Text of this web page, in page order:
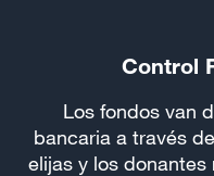
Control
Los fondos van
bancaria a través
elijas y los